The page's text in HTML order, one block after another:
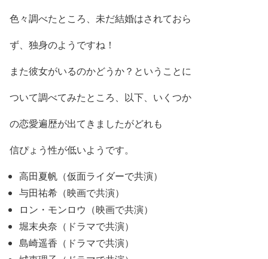
色々調べたところ、未だ結婚はされておら
ず、 独身のよう ですね！
また彼女がいるのかどうか？ということに
ついて調べてみたところ、以下、いくつか
の恋愛遍歴が出てきましたがどれも
信ぴょう性が低いようです。
高田夏帆（仮面ライダーで共演）
与田祐希（映画で共演）
ロン・モンロウ（映画で共演）
堀末央奈（ドラマで共演）
島崎遥香（ドラマで共演）